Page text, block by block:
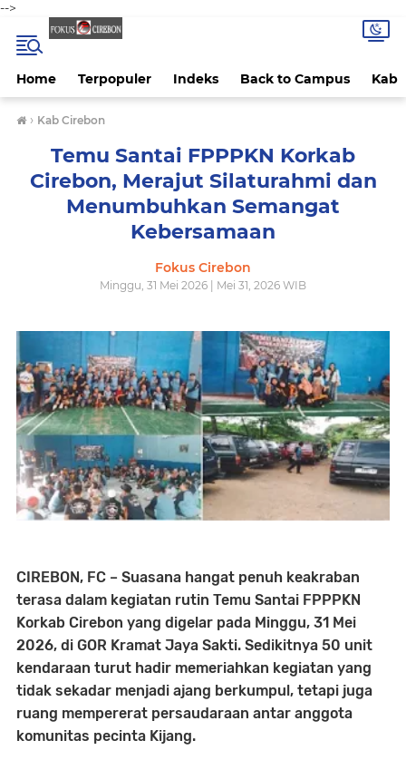
-->
Home Terpopuler Indeks Back to Campus Kab
› Kab Cirebon
Temu Santai FPPPKN Korkab
Cirebon, Merajut Silaturahmi dan
Menumbuhkan Semangat
Kebersamaan
Fokus Cirebon
Minggu, 31 Mei 2026 | Mei 31, 2026 WIB
CIREBON, FC – Suasana hangat penuh keakraban
terasa dalam kegiatan rutin Temu Santai FPPPKN
Korkab Cirebon yang digelar pada Minggu, 31 Mei
2026, di GOR Kramat Jaya Sakti. Sedikitnya 50 unit
kendaraan turut hadir memeriahkan kegiatan yang
tidak sekadar menjadi ajang berkumpul, tetapi juga
ruang mempererat persaudaraan antar anggota
komunitas pecinta Kijang.